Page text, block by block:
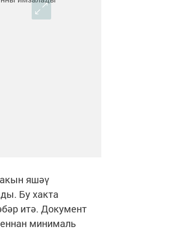
яшәү
Бу хакта
итә. Документ
минималь